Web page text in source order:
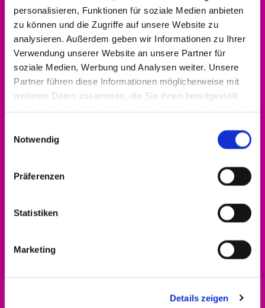
personalisieren, Funktionen für soziale Medien anbieten
zu können und die Zugriffe auf unsere Website zu
analysieren. Außerdem geben wir Informationen zu Ihrer
Verwendung unserer Website an unsere Partner für
soziale Medien, Werbung und Analysen weiter. Unsere
Partner führen diese Informationen möglicherweise mit
weiteren Daten zusammen, die Sie ihnen bereitgestellt
Notwendig
Präferenzen
Statistiken
Marketing
Details zeigen